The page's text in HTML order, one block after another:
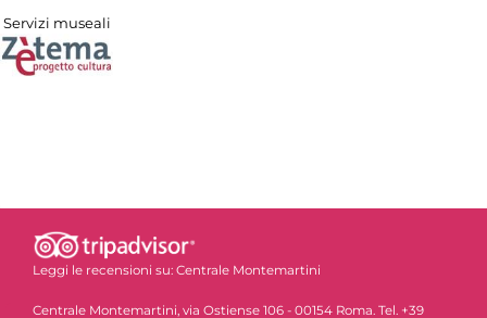
Servizi museali
Leggi le recensioni su: Centrale Montemartini
Centrale Montemartini, via Ostiense 106 - 00154 Roma. Tel. +39